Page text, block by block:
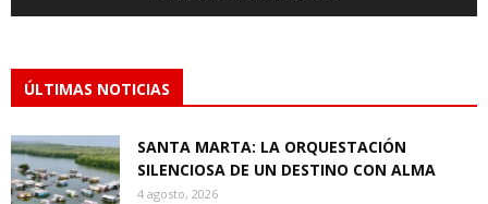
ÚLTIMAS NOTICIAS
SANTA MARTA: LA ORQUESTACIÓN
SILENCIOSA DE UN DESTINO CON ALMA
4 agosto, 2026